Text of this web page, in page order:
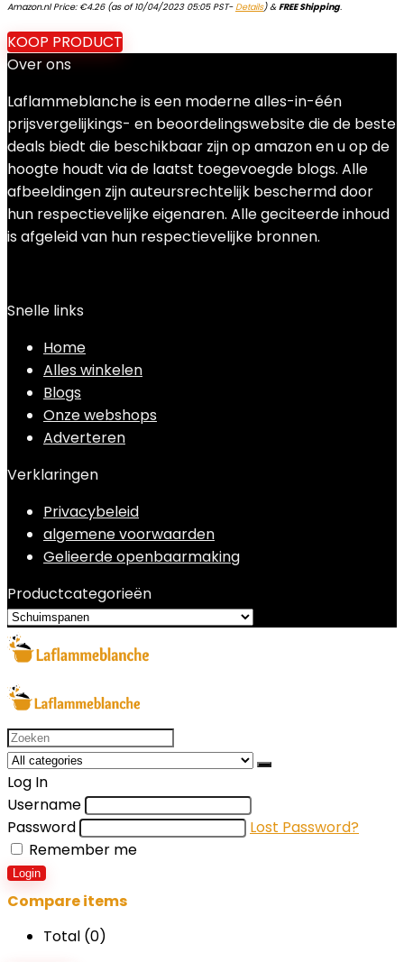
Amazon.nl Price: €4.26(as of 10/04/2023 05:05 PST-Details)&FREE Shipping.
KOOP PRODUCT
Over ons
Laflammeblanche is een moderne alles-in-één
prijsvergelijkings- en beoordelingswebsite die de beste
deals biedt die beschikbaar zijn op amazon en u op de
hoogte houdt via de laatst toegevoegde blogs. Alle
afbeeldingen zijn auteursrechtelijk beschermd door
hun respectievelijke eigenaren. Alle geciteerde inhoud
is afgeleid van hun respectievelijke bronnen.
Snelle links
Home
Alles winkelen
Blogs
Onze webshops
Adverteren
Verklaringen
Privacybeleid
algemene voorwaarden
Gelieerde openbaarmaking
Productcategorieën
Search
for:
Log In
Username
Password
Lost Password?
Remember me
Login
Compare items
Total (0)